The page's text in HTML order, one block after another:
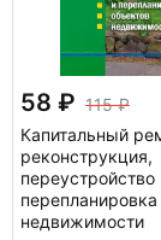
58
115
Капитальный
реконструкция,
переустройство
недвижимости